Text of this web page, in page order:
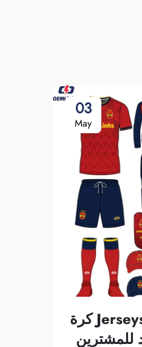
03
May
الطباعة بالتجويز لل Jerseys كرة